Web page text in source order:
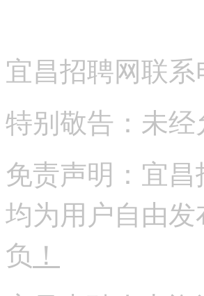
宜昌招聘网联系
特别敬告：未
免责声明：宜
均为用户自由
负 ！